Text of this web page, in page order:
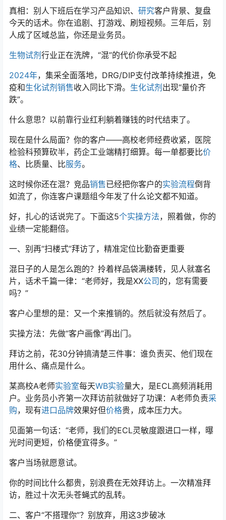
真相：别人下班后在学习产品知识、 研究客户背景、复盘
今天的话术。你在追剧、打游戏、刷短视频。三年后，别
人成了区域总监，你还是业务员。
生物试剂行业正在洗牌，“混”的代价你承受不起
2024年，集采全面落地，DRG/DIP支付改革持续推进，免
疫和生化试剂销售收入同比下滑。 生化试剂出现“量价齐
跌”。
什么意思？以前靠行业红利躺着赚钱的时代结束了。
现在是什么局面？你的客户——高校老师经费收紧，医院
检验科预算砍半，药企工业端精打细算。每一单都要比价
格、比质量、比服务。
这时候你还在混？竞品销售已经把你客户的实验流程倒背
如流了，你连客户课题组今年发了什么论文都不知道。
好，扎心的话说完了。下面这5个实操方法，照着做，你的
业绩一定能翻倍。
一、别再“扫楼式”拜访了，精准定位比勤奋更重要
混日子的人是怎么跑的？拎着样品袋满楼转，见人就塞名
片，话术千篇一律：“老师好，我是XX公司的，您有需要
吗？”
客户心里想的是：又一个来推销的。然后就没有然后了。
实操方法：先做“客户画像”再出门。
拜访之前，花30分钟搞清楚三件事：谁负责买、他们现在
用什么、痛点是什么。
某高校A老师实验室每天WB实验量大，是ECL高频消耗用
户。业务员小齐第一次拜访前就做好了功课：A老师负责采
购，现有进口品牌效果好但价格贵，成本压力大。
见面第一句话：“老师，我们的ECL灵敏度跟进口一样，曝
光时间更短，价格便宜得多。”
客户当场就愿意试。
你的时间比什么都贵，别浪费在无效拜访上。一次精准拜
访，胜过十次无头苍蝇式的乱转。
二、客户“不搭理你”？别放弃，用这3步破冰